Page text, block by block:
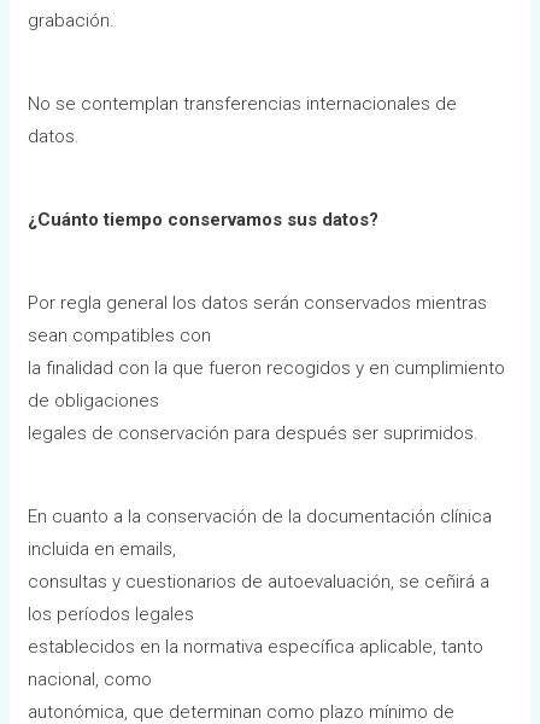
grabación.
No se contemplan transferencias internacionales de
datos.
¿Cuánto tiempo conservamos sus datos?
Por regla general los datos serán conservados mientras
sean compatibles con
la finalidad con la que fueron recogidos y en cumplimiento
de obligaciones
legales de conservación para después ser suprimidos.
En cuanto a la conservación de la documentación clínica
incluida en emails,
consultas y cuestionarios de autoevaluación, se ceñirá a
los períodos legales
establecidos en la normativa específica aplicable, tanto
nacional, como
autonómica, que determinan como plazo mínimo de